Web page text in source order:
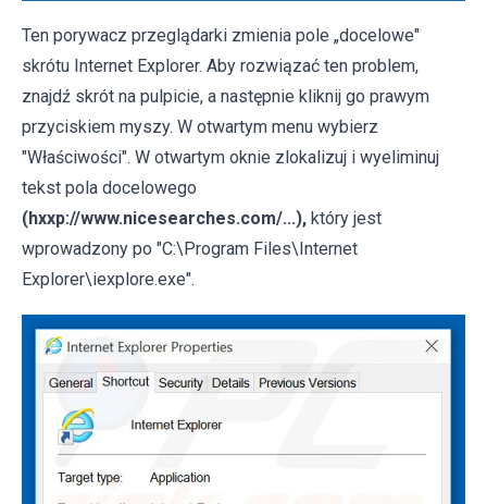
Ten porywacz przeglądarki zmienia pole „docelowe"
skrótu Internet Explorer. Aby rozwiązać ten problem,
znajdź skrót na pulpicie, a następnie kliknij go prawym
przyciskiem myszy. W otwartym menu wybierz
"Właściwości". W otwartym oknie zlokalizuj i wyeliminuj
tekst pola docelowego
(hxxp://www.nicesearches.com/...), który jest
wprowadzony po "C:\Program Files\Internet
Explorer\iexplore.exe".